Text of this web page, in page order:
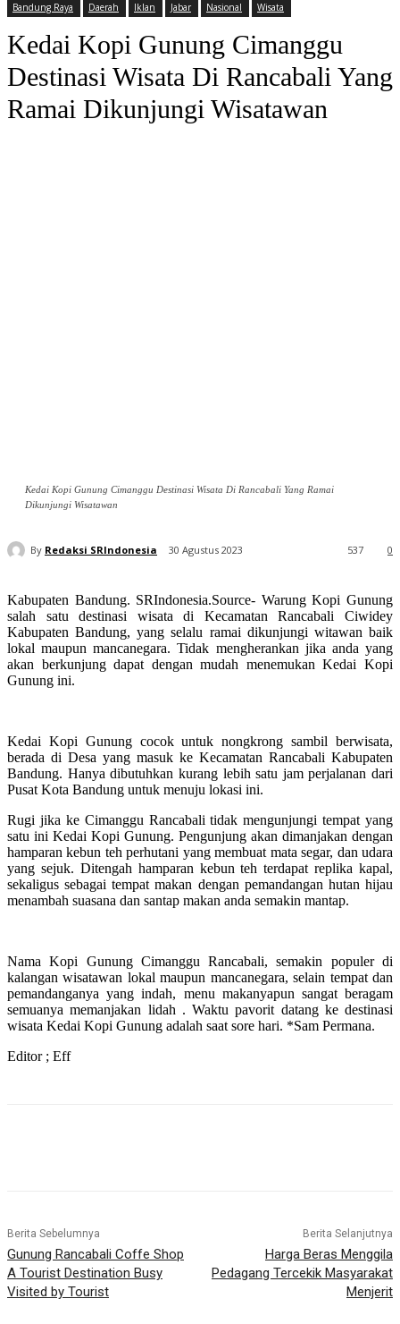
Bandung Raya Daerah Iklan Jabar Nasional Wisata
Kedai Kopi Gunung Cimanggu
Destinasi Wisata Di Rancabali Yang
Ramai Dikunjungi Wisatawan
Kedai Kopi Gunung Cimanggu Destinasi Wisata Di Rancabali Yang Ramai
Dikunjungi Wisatawan
By Redaksi SRIndonesia 30 Agustus 2023 0
537
Kabupaten Bandung. SRIndonesia.Source- Warung Kopi Gunung
salah satu destinasi wisata di Kecamatan Rancabali Ciwidey
Kabupaten Bandung, yang selalu ramai dikunjungi witawan baik
lokal maupun mancanegara. Tidak mengherankan jika anda yang
akan berkunjung dapat dengan mudah menemukan Kedai Kopi
Gunung ini.
Kedai Kopi Gunung cocok untuk nongkrong sambil berwisata,
berada di Desa yang masuk ke Kecamatan Rancabali Kabupaten
Bandung. Hanya dibutuhkan kurang lebih satu jam perjalanan dari
Pusat Kota Bandung untuk menuju lokasi ini.
Rugi jika ke Cimanggu Rancabali tidak mengunjungi tempat yang
satu ini Kedai Kopi Gunung. Pengunjung akan dimanjakan dengan
hamparan kebun teh perhutani yang membuat mata segar, dan udara
yang sejuk. Ditengah hamparan kebun teh terdapat replika kapal,
sekaligus sebagai tempat makan dengan pemandangan hutan hijau
menambah suasana dan santap makan anda semakin mantap.
Nama Kopi Gunung Cimanggu Rancabali, semakin populer di
kalangan wisatawan lokal maupun mancanegara, selain tempat dan
pemandanganya yang indah, menu makanyapun sangat beragam
semuanya memanjakan lidah . Waktu pavorit datang ke destinasi
wisata Kedai Kopi Gunung adalah saat sore hari. *Sam Permana.
Editor ; Eff
Berita Sebelumnya
Gunung Rancabali Coffe Shop
A Tourist Destination Busy
Visited by Tourist
Berita Selanjutnya
Harga Beras Menggila
Pedagang Tercekik Masyarakat
Menjerit